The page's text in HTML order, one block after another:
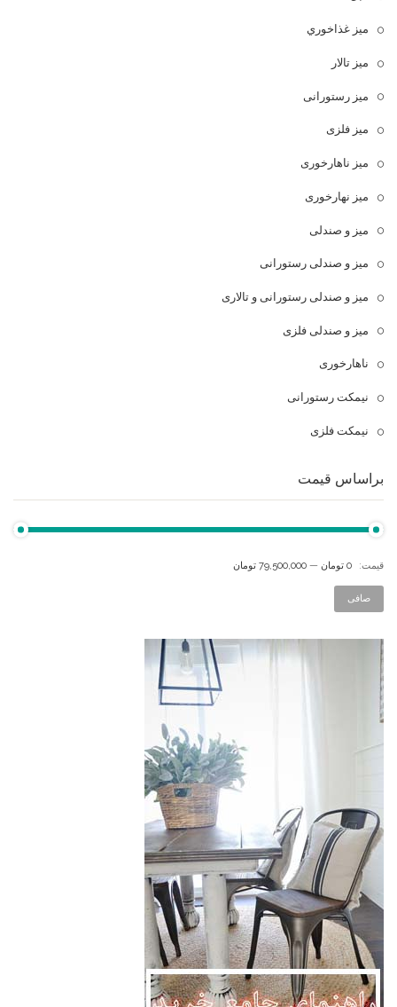
ميز غذاخوري
میز تالار
میز رستورانی
میز فلزی
میز ناهارخوری
میز نهارخوری
میز و صندلی
میز و صندلی رستورانی
میز و صندلی رستورانی و تالاری
میز و صندلی فلزی
ناهارخوری
نیمکت رستورانی
نیمکت فلزی
براساس قیمت
صافی
قيمت: 0 تومان — 79,500,000 تومان